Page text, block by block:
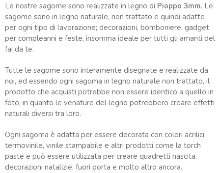
Le nostre sagome sono realizzate in legno di Pioppo 3mm. Le
sagome sono in legno naturale, non trattato e quindi adatte
per ogni tipo di lavorazione; decorazioni, bomboniere, gadget
per compleanni e feste, insomma ideale per tutti gli amanti del
fai da te.
Tutte le sagome sono interamente disegnate e realizzate da
noi, ed essendo ogni sagoma in legno naturale non trattato, il
prodotto che acquisti potrebbe non essere identico a quello in
foto, in quanto le venature del legno potrebbero creare effetti
naturali diversi tra loro.
Ogni sagoma è adatta per essere decorata con colori acrilici,
termovinile, vinile stampabile e altri prodotti come la torch
paste e può essere utilizzata per creare quadretti nascita,
decorazioni natalizie, fuori porta e molto altro ancora.